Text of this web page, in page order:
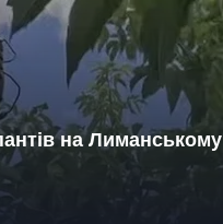
на Лиманському